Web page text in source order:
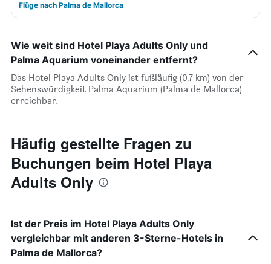
Flüge nach Palma de Mallorca
Wie weit sind Hotel Playa Adults Only und
Palma Aquarium voneinander entfernt?
Das Hotel Playa Adults Only ist fußläufig (0,7 km) von der
Sehenswürdigkeit Palma Aquarium (Palma de Mallorca)
erreichbar.
Häufig gestellte Fragen zu
Buchungen beim Hotel Playa
Adults Only
Ist der Preis im Hotel Playa Adults Only
vergleichbar mit anderen 3-Sterne-Hotels in
Palma de Mallorca?